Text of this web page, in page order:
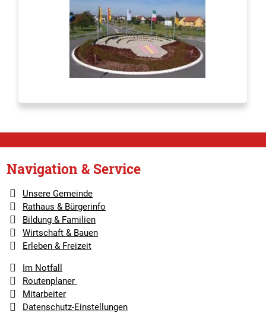
Navigation & Service
Unsere Gemeinde
Rathaus & Bürgerinfo
Bildung & Familien
Wirtschaft & Bauen
Erleben & Freizeit
Im Notfall
Routenplaner
Mitarbeiter
Datenschutz-Einstellungen